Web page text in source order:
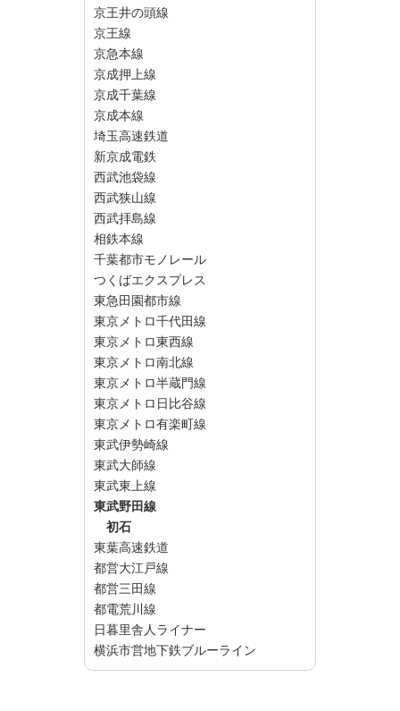
京王井の頭線
京王線
京急本線
京成押上線
京成千葉線
京成本線
埼玉高速鉄道
新京成電鉄
西武池袋線
西武狭山線
西武拝島線
相鉄本線
千葉都市モノレール
つくばエクスプレス
東急田園都市線
東京メトロ千代田線
東京メトロ東西線
東京メトロ南北線
東京メトロ半蔵門線
東京メトロ日比谷線
東京メトロ有楽町線
東武伊勢崎線
東武大師線
東武東上線
東武野田線
初石
東葉高速鉄道
都営大江戸線
都営三田線
都電荒川線
日暮里舎人ライナー
横浜市営地下鉄ブルーライン